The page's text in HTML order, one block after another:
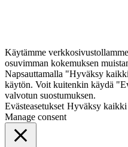
Käytämme
osuvimman kokemuksen
Napsauttamalla "Hyväksy
käytön. Voit kuitenkin käydä
valvotun suostumuksen.
Evästeasetukset Hyväksy kaikki
Manage consent